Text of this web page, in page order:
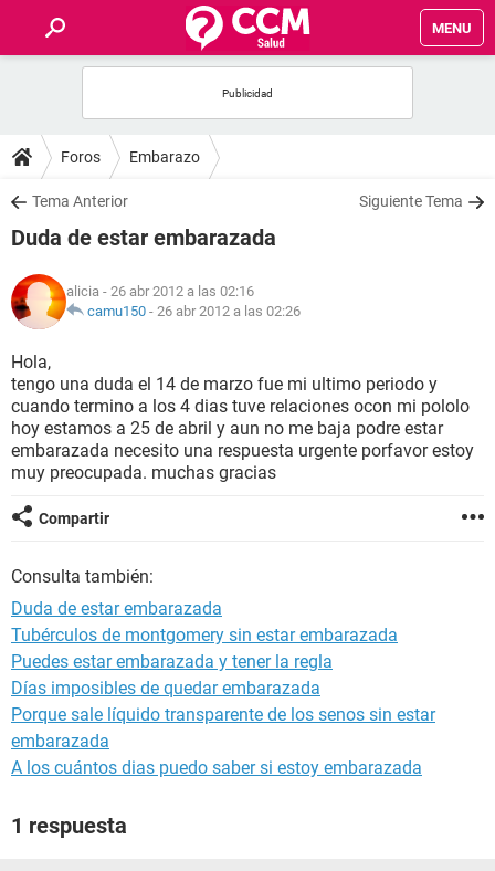
MENU
FOROS
SALUD
NUTRICIÓN
BIENESTAR
SEXUALIDAD
GLOSARIO
Foros Embarazo
Tema Anterior Siguiente Tema
Duda de estar embarazada
alicia - 26 abr 2012 a las 02:16
camu150 - 26 abr 2012 a las 02:26
Hola,
tengo una duda el 14 de marzo fue mi ultimo periodo y
cuando termino a los 4 dias tuve relaciones ocon mi pololo
hoy estamos a 25 de abril y aun no me baja podre estar
embarazada necesito una respuesta urgente porfavor estoy
muy preocupada. muchas gracias
Compartir
Consulta también:
Duda de estar embarazada
Tubérculos de montgomery sin estar embarazada
Puedes estar embarazada y tener la regla
Días imposibles de quedar embarazada
Porque sale líquido transparente de los senos sin estar
embarazada
A los cuántos dias puedo saber si estoy embarazada
1 respuesta